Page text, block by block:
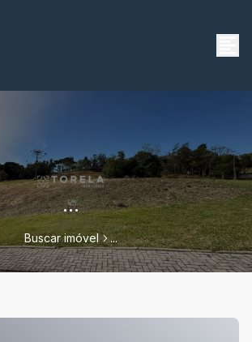
...
Buscar imóvel ...